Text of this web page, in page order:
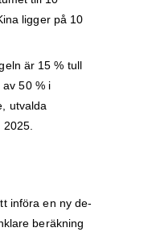
ligger på 10
är 15 % tull
50 % i
utvalda
införa en ny de-
beräkning